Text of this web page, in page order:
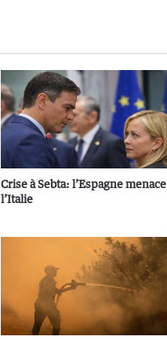
Crise à Sebta: l’Espagne menace
l’Italie